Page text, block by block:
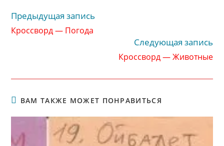
Читать
статьи
Предыдущая запись
Кроссворд — Погода
Следующая запись
Кроссворд — Животные
ВАМ ТАКЖЕ МОЖЕТ ПОНРАВИТЬСЯ